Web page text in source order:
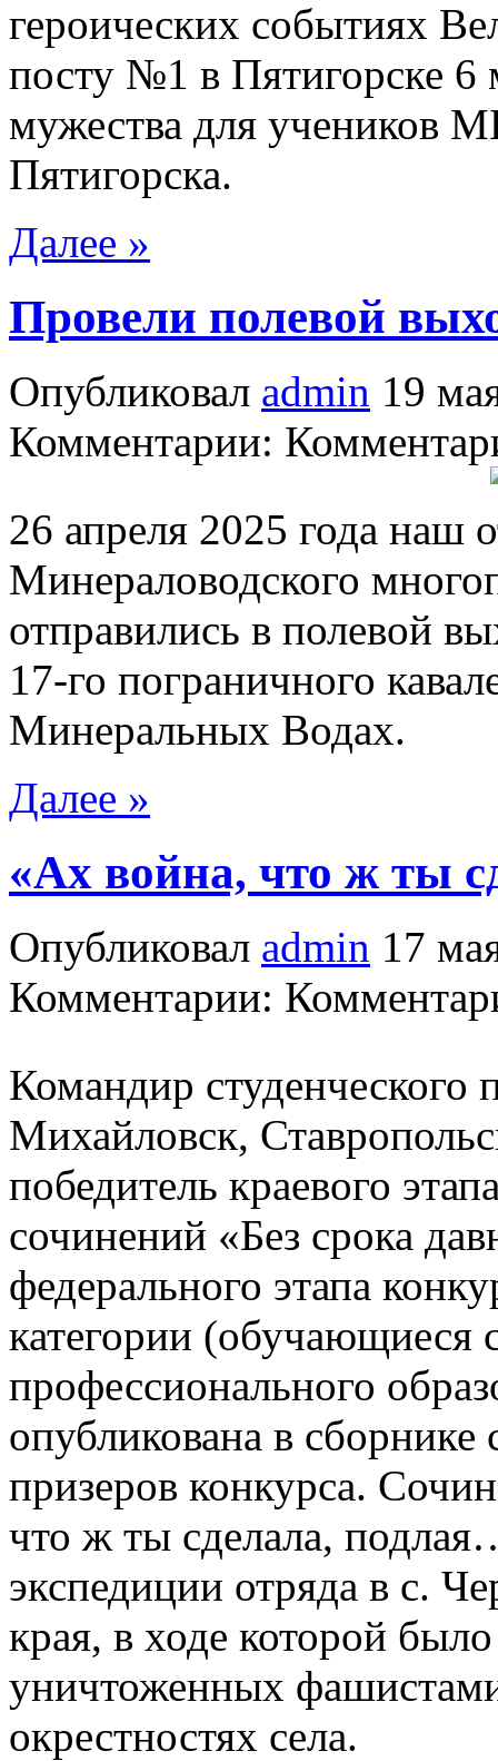
героических событиях
посту №1 в Пятигорске 6
мужества для
Пятигорска.
Далее »
Провели полевой
Опубликовал admin 19
Комментарии:
26 апреля 2025 года наш
Минераловодского
отправились в полевой
17-го пограничного
Минеральных Водах.
Далее »
«Ах война, что ж ты
Опубликовал admin 17
Комментарии:
Командир студенческого
Михайловск,
победитель краевого
сочинений «Без срока
федерального этапа
категории (обучающиеся
профессионального
опубликована в
призеров конкурса.
что ж ты сделала,
экспедиции отряда в с.
края, в ходе которой
уничтоженных
окрестностях села.